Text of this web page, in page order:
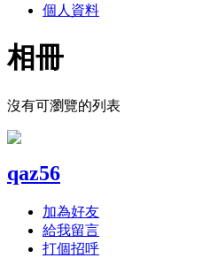
個人資料
相冊
沒有可瀏覽的列表
qaz56
加為好友
給我留言
打個招呼